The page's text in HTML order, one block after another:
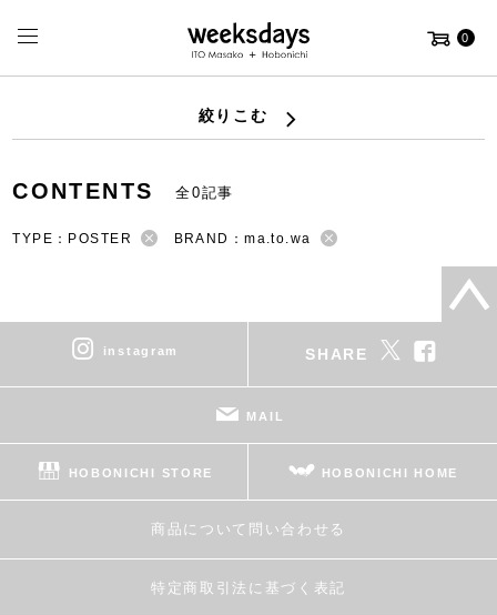
0
絞りこむ
CONTENTS 全0記事
TYPE：POSTER BRAND：ma.to.wa
instagram SHARE
MAIL
HOBONICHI STORE HOBONICHI HOME
商品について問い合わせる
特定商取引法に基づく表記